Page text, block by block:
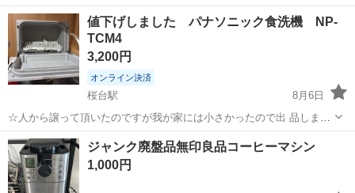
ます。 先日まで使用してた物で、難はありません。
東京 練馬区 平和台駅 キッチン家電 た物
値下げしました パナソニック食洗機 NP-
TCM4
3,200円
オンライン決済
桜台駅
8月6日
☆人から譲って頂いたのですが我が家には小さかったので出 品しまし
た。 故障や修理などなくまだまだ綺麗で問題なく使えます。 ※引き取
りに来て頂ける方限定です。 取扱説明書はありません。 ・サイズ 横
47x縦46x奥...
東京 練馬区 桜台駅 キッチン家電
ジャンク廃盤品無印良品コーヒーマシン
1,000円